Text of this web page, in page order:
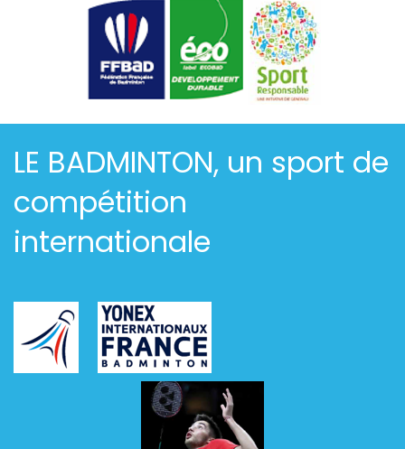
LE BADMINTON, un sport de
compétition
internationale